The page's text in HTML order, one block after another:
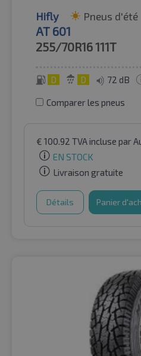
Hifly Pneus d'été
AT 601
255/70R16111T
D D 72 dB
Comparer les pneus
€ 100.92 TVA incluse par
EN STOCK
Livraison gratuite
Détails Panier